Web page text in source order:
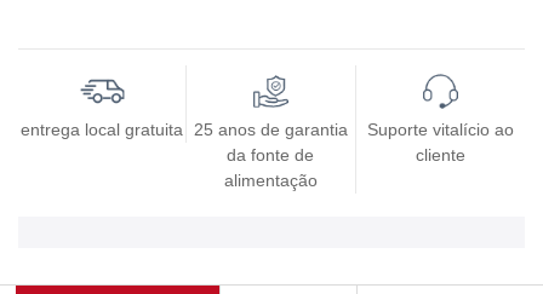
entrega local gratuita
25 anos de garantia
da fonte de
alimentação
Suporte vitalício ao
cliente